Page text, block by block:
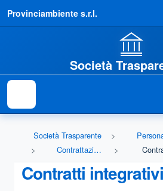
Provinciambiente s.r.l.
Società
Società Trasparente
Contrattazione integrativa
Contratti integrativi